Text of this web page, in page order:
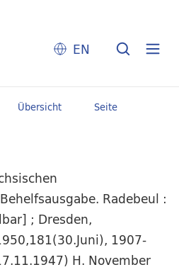
EN
Übersicht Seite
Radebeul :
; Dresden,
1907-
H. November